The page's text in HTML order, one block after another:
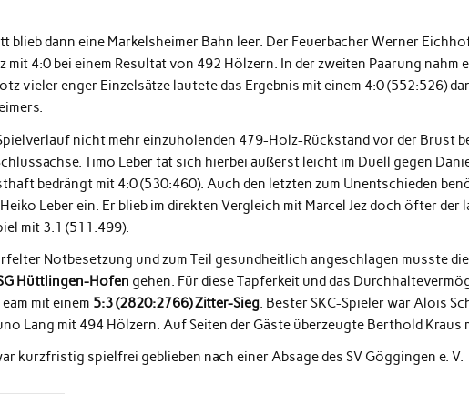
blieb dann eine Markelsheimer Bahn leer. Der Feuerbacher Werner
mit 4:0 bei einem Resultat von 492 Hölzern. In der zweiten Paarung nahm
vieler enger Einzelsätze lautete das Ergebnis mit einem 4:0 (552:526)
nicht mehr einzuholenden 479-Holz-Rückstand vor der Brust
Timo Leber tat sich hierbei äußerst leicht im Duell gegen
bedrängt mit 4:0 (530:460). Auch den letzten zum Unentschieden
Leber ein. Er blieb im direkten Vergleich mit Marcel Jez doch öfter der
mit 3:1 (511:499).
Notbesetzung und zum Teil gesundheitlich angeschlagen musste
Hüttlingen-Hofen gehen. Für diese Tapferkeit und das
mit einem 5:3 (2820:2766) Zitter-Sieg. Bester SKC-Spieler war Alois
Lang mit 494 Hölzern. Auf Seiten der Gäste überzeugte Berthold Kraus
kurzfristig spielfrei geblieben nach einer Absage des SV Göggingen e. V.